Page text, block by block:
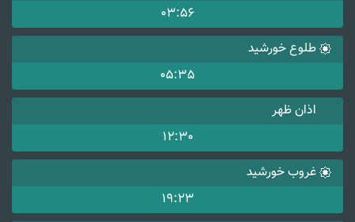
03:56
طلوع خورشید
05:35
اذان ظهر
12:30
غروب خورشید
19:23